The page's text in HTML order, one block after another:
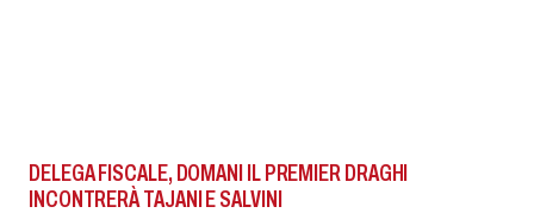
DELEGA FISCALE, DOMANI IL PREMIER DRAGHI
INCONTRERÀ TAJANI E SALVINI